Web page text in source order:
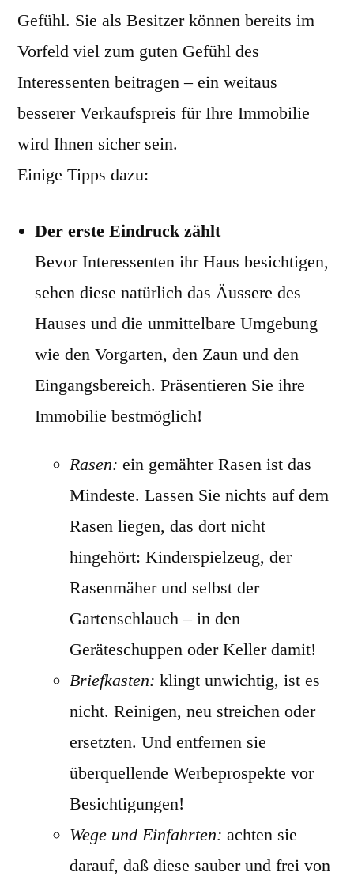
Gefühl. Sie als Besitzer können bereits im
Vorfeld viel zum guten Gefühl des
Interessenten beitragen – ein weitaus
besserer Verkaufspreis für Ihre Immobilie
wird Ihnen sicher sein.
Einige Tipps dazu:
Der erste Eindruck zählt
Bevor Interessenten ihr Haus besichtigen,
sehen diese natürlich das Äussere des
Hauses und die unmittelbare Umgebung
wie den Vorgarten, den Zaun und den
Eingangsbereich. Präsentieren Sie ihre
Immobilie bestmöglich!
Rasen: ein gemähter Rasen ist das
Mindeste. Lassen Sie nichts auf dem
Rasen liegen, das dort nicht
hingehört: Kinderspielzeug, der
Rasenmäher und selbst der
Gartenschlauch – in den
Geräteschuppen oder Keller damit!
Briefkasten: klingt unwichtig, ist es
nicht. Reinigen, neu streichen oder
ersetzten. Und entfernen sie
überquellende Werbeprospekte vor
Besichtigungen!
Wege und Einfahrten: achten sie
darauf, daß diese sauber und frei von